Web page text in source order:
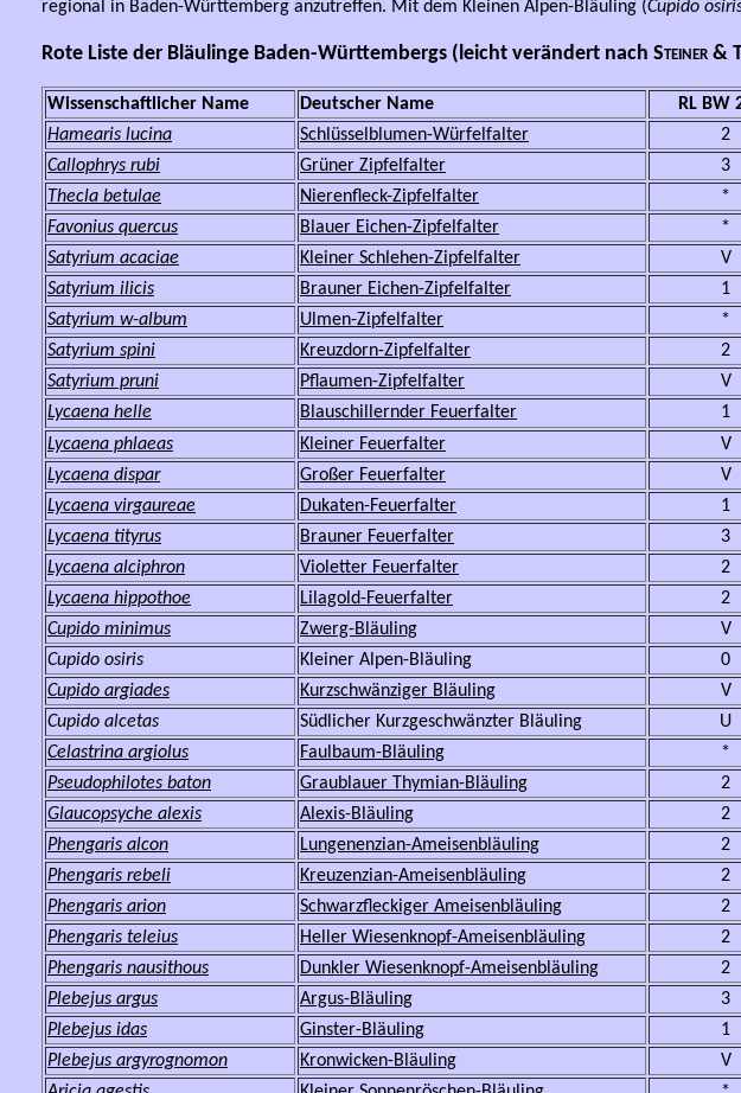
regional in Baden-Württemberg anzutreffen. Mit dem Kleinen Alpen-Bläuling (Cupido
Rote Liste der Bläulinge Baden-Württembergs (leicht verändert nach Steiner &
Wissenschaftlicher Name Deutscher Name RL BW
Hamearis lucina
Schlüsselblumen-Würfelfalter 2
Callophrys rubi
Grüner Zipfelfalter 3
Thecla betulae
Nierenfleck-Zipfelfalter *
Favonius quercus
Blauer Eichen-Zipfelfalter *
Satyrium acaciae
Kleiner Schlehen-Zipfelfalter V
Satyrium ilicis
Brauner Eichen-Zipfelfalter 1
Satyrium w-album
Ulmen-Zipfelfalter *
Satyrium spini
Kreuzdorn-Zipfelfalter 2
Satyrium pruni
Pflaumen-Zipfelfalter V
Lycaena helle
Blauschillernder Feuerfalter 1
Lycaena phlaeas
Kleiner Feuerfalter V
Lycaena dispar
Großer Feuerfalter V
Lycaena virgaureae
Dukaten-Feuerfalter 1
Lycaena tityrus
Brauner Feuerfalter 3
Lycaena alciphron
Violetter Feuerfalter 2
Lycaena hippothoe
Lilagold-Feuerfalter 2
Cupido minimus
Zwerg-Bläuling V
Cupido osiris
Kleiner Alpen-Bläuling 0
Cupido argiades
Kurzschwänziger Bläuling V
Cupido alcetas
Südlicher Kurzgeschwänzter Bläuling U
Celastrina argiolus
Faulbaum-Bläuling *
Pseudophilotes baton
Graublauer Thymian-Bläuling 2
Glaucopsyche alexis
Alexis-Bläuling 2
Phengaris alcon Lungenenzian-Ameisenbläuling 2
Phengaris rebeli Kreuzenzian-Ameisenbläuling 2
Phengaris arion Schwarzfleckiger Ameisenbläuling 2
Phengaris teleius Heller Wiesenknopf-Ameisenbläuling 2
Phengaris nausithous Dunkler Wiesenknopf-Ameisenbläuling 2
Plebejus argus
Argus-Bläuling 3
Plebejus idas
Ginster-Bläuling 1
Plebejus argyrognomon
Kronwicken-Bläuling V